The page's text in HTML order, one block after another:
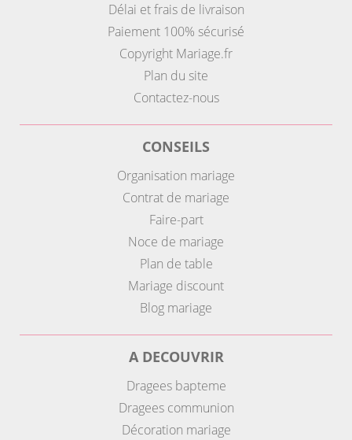
Délai et frais de livraison
Paiement 100% sécurisé
Copyright Mariage.fr
Plan du site
Contactez-nous
CONSEILS
Organisation mariage
Contrat de mariage
Faire-part
Noce de mariage
Plan de table
Mariage discount
Blog mariage
A DECOUVRIR
Dragees bapteme
Dragees communion
Décoration mariage